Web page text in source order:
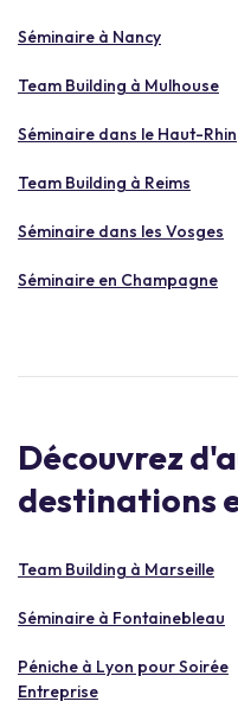
Séminaire à Nancy
Team Building à Mulhouse
Séminaire dans le Haut-Rhin
Team Building à Reims
Séminaire dans les Vosges
Séminaire en Champagne
Découvrez
destinations
Team Building à Marseille
Séminaire à Fontainebleau
Péniche à Lyon pour Soirée
Entreprise